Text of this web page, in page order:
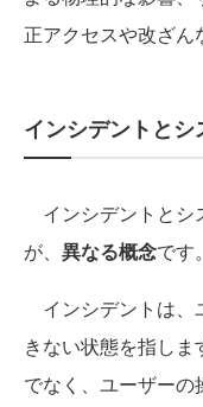
正アクセスや改ざん
インシデントとシ
インシデントとシ
が、 異なる概念です。
インシデントは、
きない状態を指し
でなく、ユーザーの